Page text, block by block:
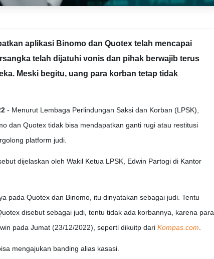
aplikasi Binomo dan Quotex telah mencapai
telah dijatuhi vonis dan pihak berwajib terus
Meski begitu, uang para korban tetap tidak
- Menurut Lembaga Perlindungan Saksi dan Korban (LPSK),
dan Quotex tidak bisa mendapatkan ganti rugi atau restitusi
platform judi.
dijelaskan oleh Wakil Ketua LPSK, Edwin Partogi di Kantor
pada Quotex dan Binomo, itu dinyatakan sebagai judi. Tentu
disebut sebagai judi, tentu tidak ada korbannya, karena para
pada Jumat (23/12/2022), seperti dikuitp dari Kompas.com
mengajukan banding alias kasasi.